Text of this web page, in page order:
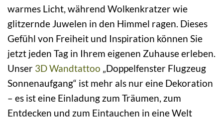
warmes Licht, während Wolkenkratzer wie
glitzernde Juwelen in den Himmel ragen. Dieses
Gefühl von Freiheit und Inspiration können Sie
jetzt jeden Tag in Ihrem eigenen Zuhause erleben.
Unser 3D Wandtattoo „Doppelfenster Flugzeug
Sonnenaufgang“ ist mehr als nur eine Dekoration
– es ist eine Einladung zum Träumen, zum
Entdecken und zum Eintauchen in eine Welt